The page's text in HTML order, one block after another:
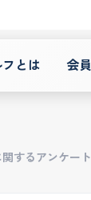
とは 会員
するアンケー